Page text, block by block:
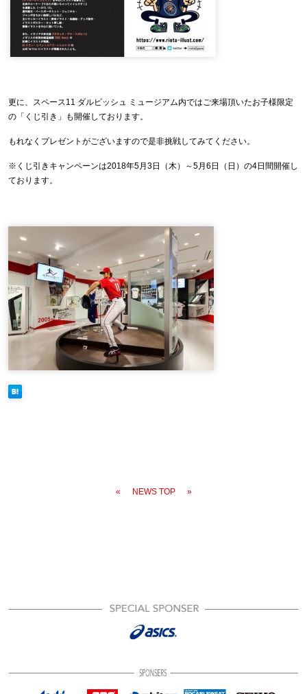
更に、スペース11 ダルビッシュ ミュージアム内ではご来場頂いたお子様限定
の「くじ引き」も開催しております。
もれなくプレゼントがございますので是非挑戦してみてください。
※くじ引きキャンペーンは2018年5月3日（木）～5月6日（日）の4日間開催し
ております。
« NEWS TOP »